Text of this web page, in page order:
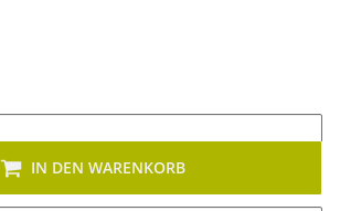
IN DEN WARENKORB